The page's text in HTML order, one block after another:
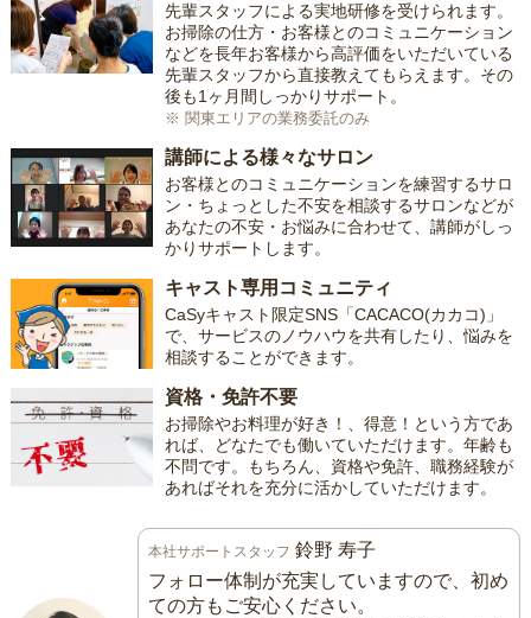
先輩スタッフによる実地研修を受けられます。
お掃除の仕方・お客様とのコミュニケーション
などを長年お客様から高評価をいただいている
先輩スタッフから直接教えてもらえます。その
後も1ヶ月間しっかりサポート。
※ 関東エリアの業務委託のみ
講師による様々なサロン
お客様とのコミュニケーションを練習するサロ
ン・ちょっとした不安を相談するサロンなどが
あなたの不安・お悩みに合わせて、講師がしっ
かりサポートします。
キャスト専用コミュニティ
CaSyキャスト限定SNS「CACACO(カカコ)」
で、サービスのノウハウを共有したり、悩みを
相談することができます。
資格・免許不要
お掃除やお料理が好き！、得意！という方であ
れば、どなたでも働いていただけます。年齢も
不問です。もちろん、資格や免許、職務経験が
あればそれを充分に活かしていただけます。
本社サポートスタッフ 鈴野 寿子
フォロー体制が充実していますので、初め
ての方もご安心ください。